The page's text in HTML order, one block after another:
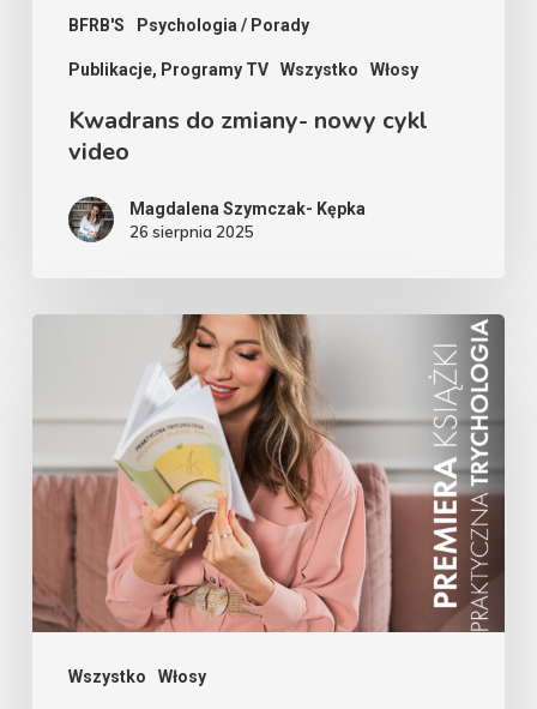
BFRB'S Psychologia / Porady
Publikacje, Programy TV Wszystko Włosy
Kwadrans do zmiany- nowy cykl
video
Magdalena Szymczak- Kępka
26 sierpnia 2025
Wszystko Włosy
“Praktyczna
Trychologia”